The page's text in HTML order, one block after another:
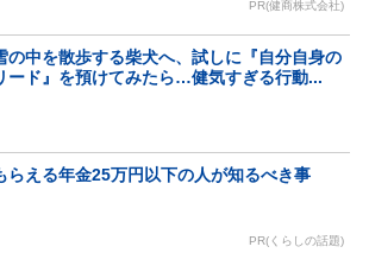
PR(健商株式会社)
の中を散歩する柴犬へ、試しに『自分自身の
ード』を預けてみたら…健気すぎる行動...
らえる年金25万円以下の人が知るべき事
PR(くらしの話題)